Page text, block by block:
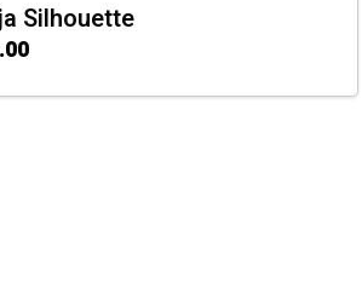
Silhouette